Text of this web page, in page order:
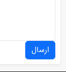
ارسال